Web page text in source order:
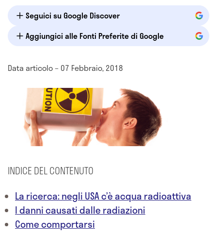
Seguici su Google Discover
Aggiungici alle Fonti Preferite di Google
Data articolo – 07 Febbraio, 2018
INDICE DEL CONTENUTO
La ricerca: negli USA c’è acqua radioattiva
I danni causati dalle radiazioni
Come comportarsi